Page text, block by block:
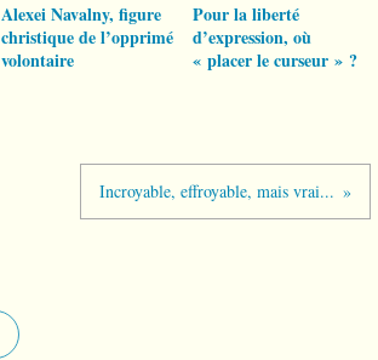
Alexei Navalny, figure
christique de l’opprimé
volontaire
Pour la liberté
d’expression, où
« placer le curseur » ?
Incroyable, effroyable, mais vrai...